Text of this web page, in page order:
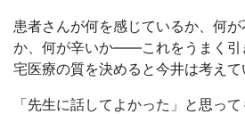
患者さんが何を感じているか、何
か、何が辛いか——これをうまく引
宅医療の質を決めると今井は考えて
「先生に話してよかった」と思っ